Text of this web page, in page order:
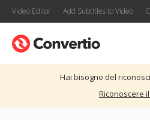
Video Editor Add Subtitles to Video
Hai bisogno del
Riconoscere